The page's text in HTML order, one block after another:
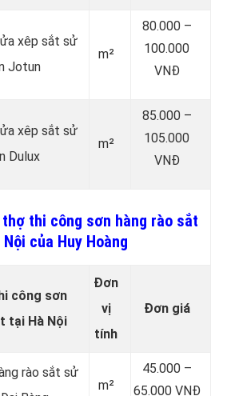
xêp sắt sử
Jotun
m²
80.000 –
100.000
VNĐ
xêp sắt sử
Dulux
m²
85.000 –
105.000
VNĐ
thi công sơn hàng rào sắt
của Huy Hoàng
công sơn
tại Hà Nội
Đơn
vị
tính
Đơn giá
rào sắt sử
m²
45.000 –
65.000 VNĐ